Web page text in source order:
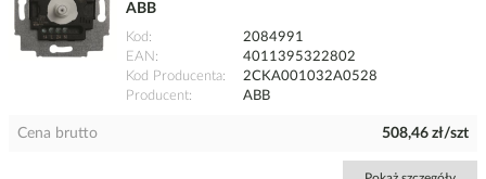
ABB
Kod
2084991
EAN
4011395322802
Kod Producenta
2CKA001032A0528
Producent
ABB
Cena brutto 508,46 zł/szt